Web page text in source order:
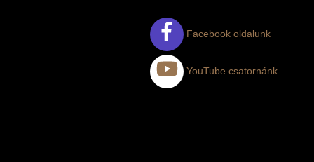
Facebook oldalunk
YouTube csatornánk